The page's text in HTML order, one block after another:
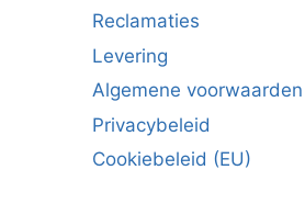
Reclamaties
Levering
Algemene voorwaarden
Privacybeleid
Cookiebeleid (EU)